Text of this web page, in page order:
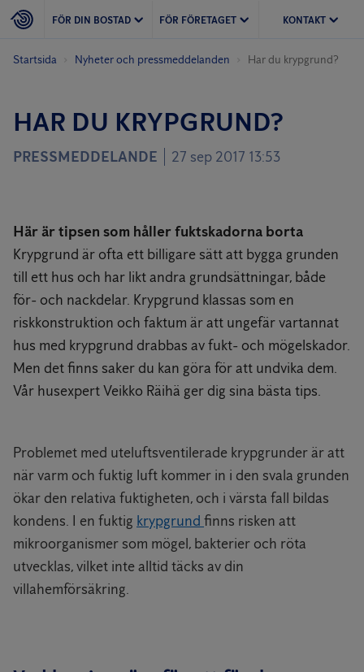
FÖR DIN BOSTAD FÖR FÖRETAGET KONTAKT
Startsida Nyheter och pressmeddelanden Har du krypgrund?
HAR DU KRYPGRUND?
PRESSMEDDELANDE 27 sep 2017 13:53
Här är tipsen som håller fuktskadorna borta
Krypgrund är ofta ett billigare sätt att bygga grunden
till ett hus och har likt andra grundsättningar, både
för- och nackdelar. Krypgrund klassas som en
riskkonstruktion och faktum är att ungefär vartannat
hus med krypgrund drabbas av fukt- och mögelskador.
Men det finns saker du kan göra för att undvika dem.
Vår husexpert Veikko Räihä ger dig sina bästa tips.
Problemet med uteluftsventilerade krypgrunder är att
när varm och fuktig luft kommer in i den svala grunden
ökar den relativa fuktigheten, och i värsta fall bildas
kondens. I en fuktig krypgrund finns risken att
mikroorganismer som mögel, bakterier och röta
utvecklas, vilket inte alltid täcks av din
villahemförsäkring.